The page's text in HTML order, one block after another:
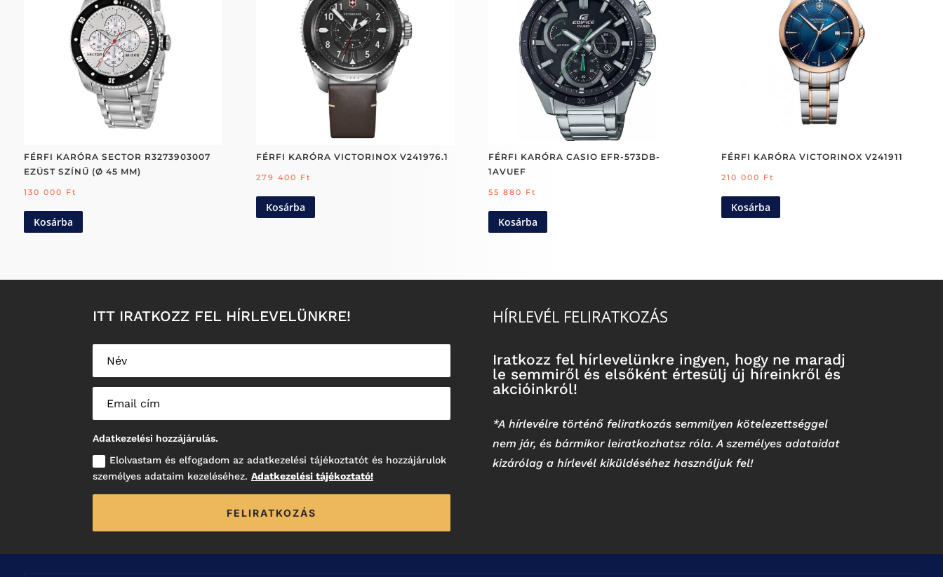
FÉRFI KARÓRA SECTOR R3273903007
EZÜST SZÍNŰ (Ø 45 MM)
130 000 Ft
Kosárba
FÉRFI KARÓRA VICTORINOX V241976.1
279 400 Ft
Kosárba
FÉRFI KARÓRA CASIO EFR-573DB-
1AVUEF
55 880 Ft
Kosárba
FÉRFI KARÓRA VICTORINOX V241911
210 000 Ft
Kosárba
ITT IRATKOZZ FEL HÍRLEVELÜNKRE!
Adatkezelési hozzájárulás.
Elolvastam és elfogadom az adatkezelési tájékoztatót és hozzájárulok
személyes adataim kezeléséhez. Adatkezelési tájékoztató!
FELIRATKOZÁS
HÍRLEVÉL FELIRATKOZÁS
Iratkozz fel hírlevelünkre ingyen, hogy ne maradj
le semmiről és elsőként értesülj új híreinkről és
akcióinkról!
*A hírlevélre történő feliratkozás semmilyen kötelezettséggel
nem jár, és bármikor leiratkozhatsz róla. A személyes adataidat
kizárólag a hírlevél kiküldéséhez használjuk fel!